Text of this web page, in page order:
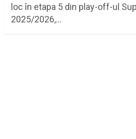
loc în etapa 5 din play-off-ul
2025/2026,…